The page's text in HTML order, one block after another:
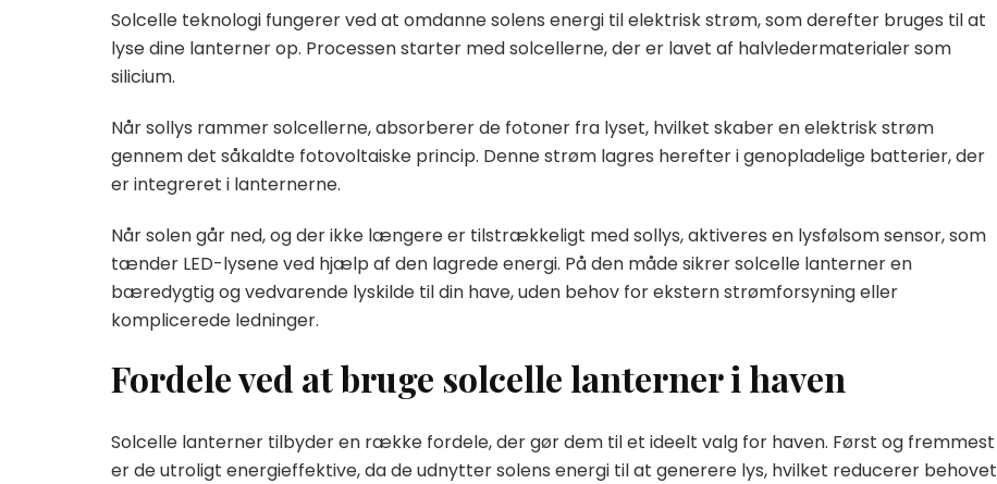
Solcelle teknologi fungerer ved at omdanne solens energi til elektrisk strøm, som derefter bruges til at
lyse dine lanterner op. Processen starter med solcellerne, der er lavet af halvledermaterialer som
silicium.
Når sollys rammer solcellerne, absorberer de fotoner fra lyset, hvilket skaber en elektrisk strøm
gennem det såkaldte fotovoltaiske princip. Denne strøm lagres herefter i genopladelige batterier, der
er integreret i lanternerne.
Når solen går ned, og der ikke længere er tilstrækkeligt med sollys, aktiveres en lysfølsom sensor, som
tænder LED-lysene ved hjælp af den lagrede energi. På den måde sikrer solcelle lanterner en
bæredygtig og vedvarende lyskilde til din have, uden behov for ekstern strømforsyning eller
komplicerede ledninger.
Fordele ved at bruge solcelle lanterner i haven
Solcelle lanterner tilbyder en række fordele, der gør dem til et ideelt valg for haven. Først og fremmest
er de utroligt energieffektive, da de udnytter solens energi til at generere lys, hvilket reducerer behovet